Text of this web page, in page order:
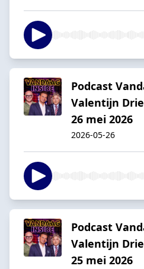
Podcast
Valentijn
26 mei 2026
2026-05-26
Podcast
Valentijn
25 mei 2026